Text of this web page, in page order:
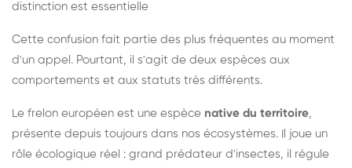
distinction est essentielle
Cette confusion fait partie des plus fréquentes au moment
d'un appel. Pourtant, il s'agit de deux espèces aux
comportements et aux statuts très différents.
Le frelon européen est une espèce native du territoire,
présente depuis toujours dans nos écosystèmes. Il joue un
rôle écologique réel : grand prédateur d'insectes, il régule